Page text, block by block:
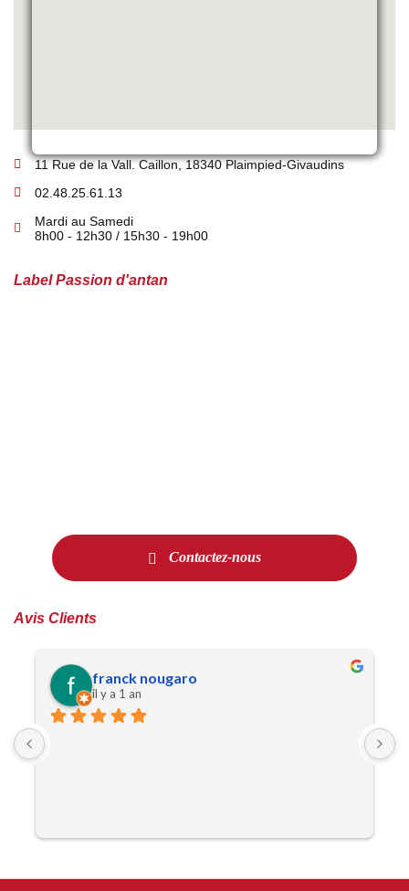
11 Rue de la Vall. Caillon, 18340 Plaimpied-Givaudins
02.48.25.61.13
Mardi au Samedi
8h00 - 12h30 / 15h30 - 19h00
Label Passion d'antan
Contactez-nous
Avis Clients
franck nougaro
il y a 1 an